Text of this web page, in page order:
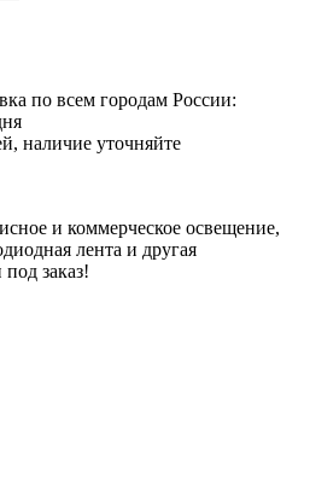
по всем городам России:
наличие уточняйте
и коммерческое освещение,
лента и другая
заказ!